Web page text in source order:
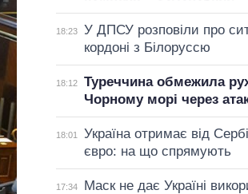
18:23
У ДПСУ розповіли про
кордоні з Білоруссю
18:12
Туреччина обмежила
Чорному морі через
18:01
Україна отримає від
євро: на що спрямують
17:34
Маск не дає Україні